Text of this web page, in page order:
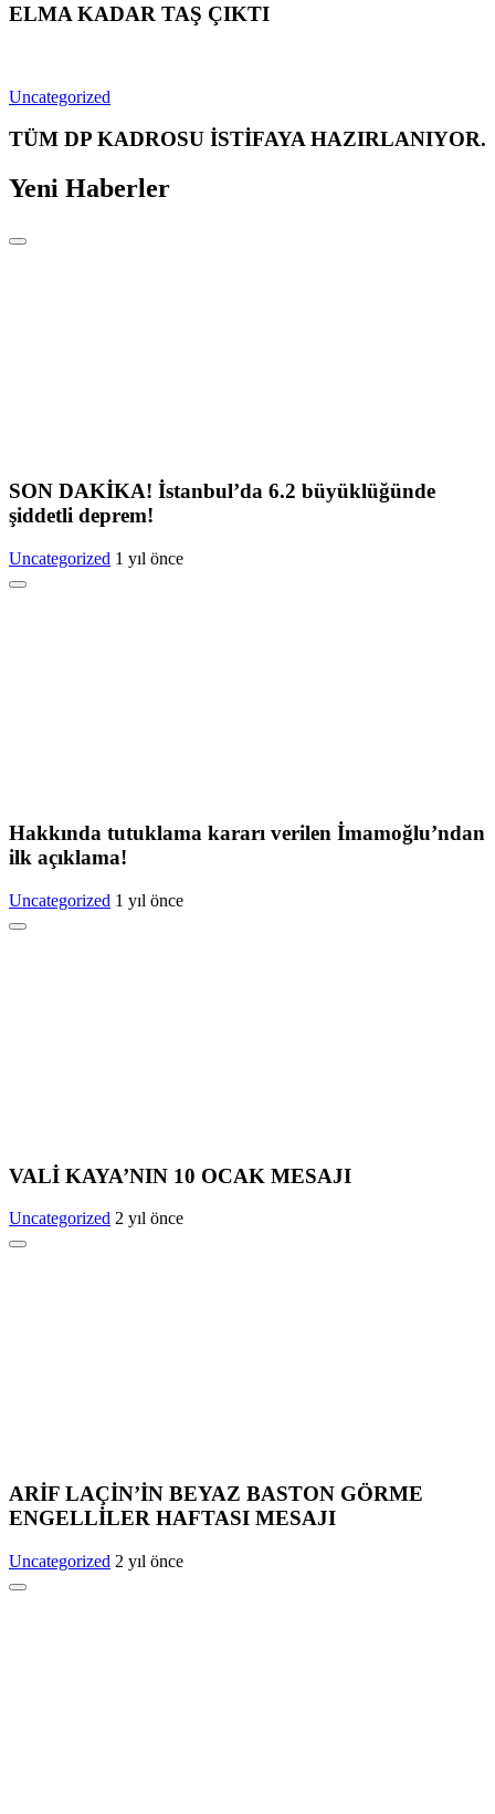
ELMA KADAR TAŞ ÇIKTI
Uncategorized
TÜM DP KADROSU İSTİFAYA HAZIRLANIYOR.
Yeni Haberler
SON DAKİKA! İstanbul’da 6.2 büyüklüğünde
şiddetli deprem!
Uncategorized 1 yıl önce
Hakkında tutuklama kararı verilen İmamoğlu’ndan
ilk açıklama!
Uncategorized 1 yıl önce
VALİ KAYA’NIN 10 OCAK MESAJI
Uncategorized 2 yıl önce
ARİF LAÇİN’İN BEYAZ BASTON GÖRME
ENGELLİLER HAFTASI MESAJI
Uncategorized 2 yıl önce